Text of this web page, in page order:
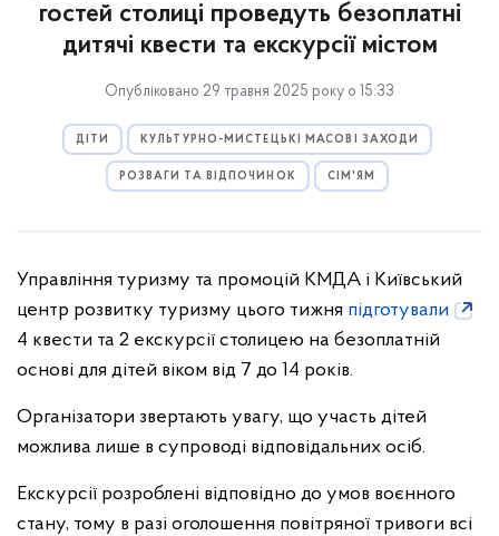
гостей столиці проведуть безоплатні
дитячі квести та екскурсії містом
Опубліковано 29 травня 2025 року о 15:33
ДІТИ КУЛЬТУРНО-МИСТЕЦЬКІ МАСОВІ ЗАХОДИ
РОЗВАГИ ТА ВІДПОЧИНОК СІМ'ЯМ
Управління туризму та промоцій КМДА і Київський
центр розвитку туризму цього тижня підготували
4 квести та 2 екскурсії столицею на безоплатній
основі для дітей віком від 7 до 14 років.
Організатори звертають увагу, що участь дітей
можлива лише в супроводі відповідальних осіб.
Екскурсії розроблені відповідно до умов воєнного
стану, тому в разі оголошення повітряної тривоги всі